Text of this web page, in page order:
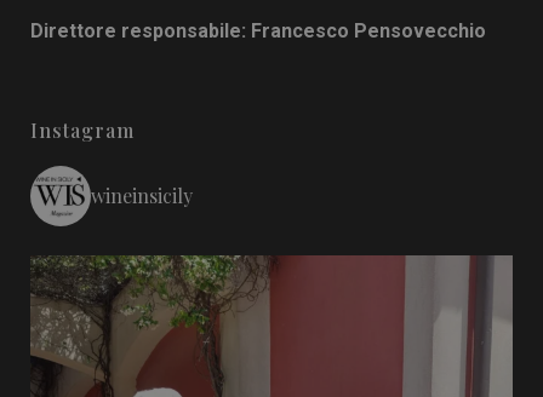
Direttore responsabile: Francesco Pensovecchio
Instagram
wineinsicily